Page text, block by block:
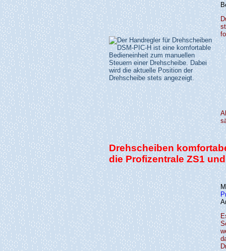
Drehscheiben
die Profizentrale ZS1